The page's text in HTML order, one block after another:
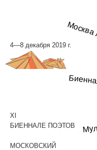
4—8 декабря 2019 г.
XI
БИЕННАЛЕ ПОЭТОВ
МОСКОВСКИЙ